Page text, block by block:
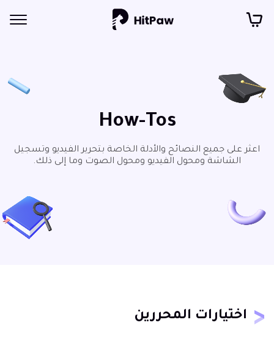
How-Tos
اعثر على جميع النصائح والأدلة الخاصة بتحرير الفيديو وتسجيل
الشاشة ومحول الفيديو ومحول الصوت وما إلى ذلك.
اختيارات المحررين